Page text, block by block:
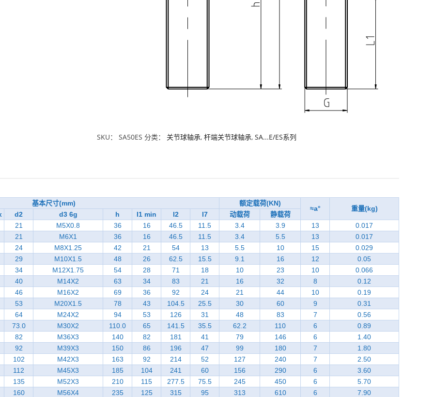
SKU： SA50ES 分类： 关节球轴承, 杆端关节球轴承, SA...E/ES系列
基本尺寸(mm) 额定载荷(KN)
≈a° 重量(kg)
d2 d3 6g h I1 min I2 I7 动载荷
静载荷
21
M5X0.8 36 16 46.5 11.5 3.4 3.9 13
0.017
21
M6X1 36 16 46.5 11.5 3.4 5.5 13
0.017
24
M8X1.25 42 21 54 13 5.5 10 15
0.029
29
M10X1.5 48 26 62.5 15.5 9.1 16 12
0.05
34
M12X1.75 54 28 71 18 10 23 10
0.066
40
M14X2 63 34 83 21 16 32 8
0.12
46
M16X2 69 36 92 24 21 44 10
0.19
53
M20X1.5 78 43 104.5 25.5 30 60 9
0.31
64
M24X2 94 53 126 31 48 83 7
0.56
73.0
M30X2 110.0 65 141.5 35.5 62.2 110 6
0.89
82
M36X3 140 82 181 41 79 146 6
1.40
92
M39X3 150 86 196 47 99 180 7
1.80
102
M42X3 163 92 214 52 127 240 7
2.50
112
M45X3 185 104 241 60 156 290 6
3.60
135
M52X3 210 115 277.5 75.5 245 450 6
5.70
160
M56X4 235 125 315 95 313 610 6
7.90